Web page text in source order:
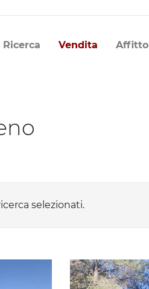
Ricerca Vendita Affitto
selezionati.